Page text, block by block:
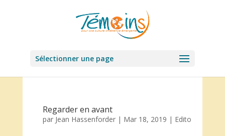
Sélectionner une page
Regarder en avant
par Jean Hassenforder| Mar 18, 2019 | Edito